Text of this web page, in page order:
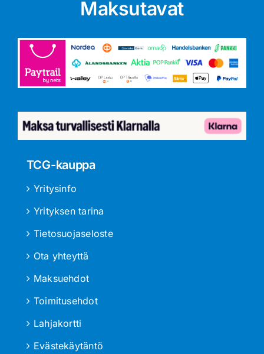
Maksutavat
TCG-kauppa
Yritysinfo
Yrityksen tarina
Tietosuojaseloste
Ota yhteyttä
Maksuehdot
Toimitusehdot
Lahjakortti
Evästekäytäntö